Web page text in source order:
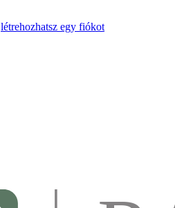
létrehozhatsz egy fiókot